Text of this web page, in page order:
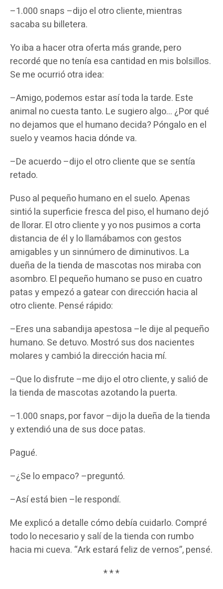
–1.000 snaps –dijo el otro cliente, mientras
sacaba su billetera.
Yo iba a hacer otra oferta más grande, pero
recordé que no tenía esa cantidad en mis bolsillos.
Se me ocurrió otra idea:
–Amigo, podemos estar así toda la tarde. Este
animal no cuesta tanto. Le sugiero algo… ¿Por qué
no dejamos que el humano decida? Póngalo en el
suelo y veamos hacia dónde va.
–De acuerdo –dijo el otro cliente que se sentía
retado.
Puso al pequeño humano en el suelo. Apenas
sintió la superficie fresca del piso, el humano dejó
de llorar. El otro cliente y yo nos pusimos a corta
distancia de él y lo llamábamos con gestos
amigables y un sinnúmero de diminutivos. La
dueña de la tienda de mascotas nos miraba con
asombro. El pequeño humano se puso en cuatro
patas y empezó a gatear con dirección hacia al
otro cliente. Pensé rápido:
–Eres una sabandija apestosa –le dije al pequeño
humano. Se detuvo. Mostró sus dos nacientes
molares y cambió la dirección hacia mí.
–Que lo disfrute –me dijo el otro cliente, y salió de
la tienda de mascotas azotando la puerta.
–1.000 snaps, por favor –dijo la dueña de la tienda
y extendió una de sus doce patas.
Pagué.
–¿Se lo empaco? –preguntó.
–Así está bien –le respondí.
Me explicó a detalle cómo debía cuidarlo. Compré
todo lo necesario y salí de la tienda con rumbo
hacia mi cueva. “Ark estará feliz de vernos”, pensé.
* * *